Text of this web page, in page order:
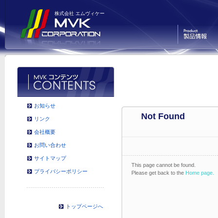
株式会社 エムヴィケー
Not Found
This page cannot be found.
Please get back to the Home page.
お知らせ
リンク
会社概要
お問い合わせ
サイトマップ
プライバシーポリシー
トップページへ